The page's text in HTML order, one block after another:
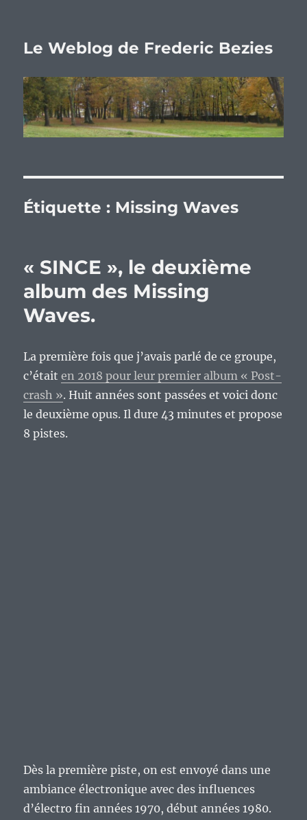
Le Weblog de Frederic Bezies
Étiquette : Missing Waves
« SINCE », le deuxième
album des Missing
Waves.
La première fois que j’avais parlé de ce groupe,
c’étaiten 2018 pour leur premier album « Post-
crash ». Huit années sont passées et voici donc
le deuxième opus. Il dure 43 minutes et propose
8 pistes.
Dès la première piste, on est envoyé dans une
ambiance électronique avec des influences
d’électro fin années 1970, début années 1980.